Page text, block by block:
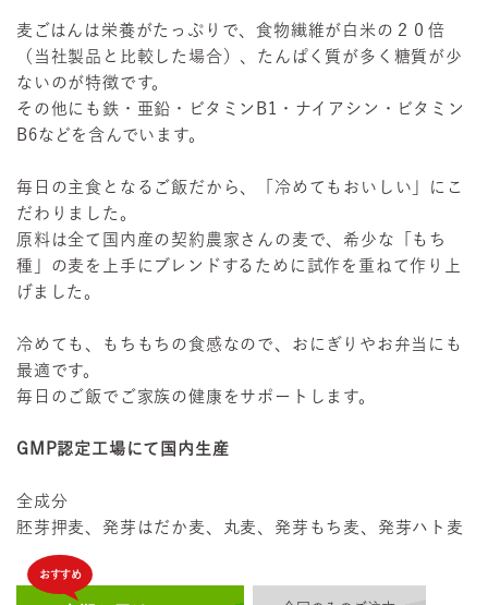
麦ごはんは栄養がたっぷりで、食物繊維が白米の２０倍
（当社製品と比較した場合）、たんぱく質が多く糖質が少
ないのが特徴です。
その他にも鉄・亜鉛・ビタミンB1・ナイアシン・ビタミン
B6などを含んでいます。
毎日の主食となるご飯だから、「冷めてもおいしい」にこ
だわりました。
原料は全て国内産の契約農家さんの麦で、希少な「もち
種」の麦を上手にブレンドするために試作を重ねて作り上
げました。
冷めても、もちもちの食感なので、おにぎりやお弁当にも
最適です。
毎日のご飯でご家族の健康をサポートします。
GMP認定工場にて国内生産
全成分
胚芽押麦、発芽はだか麦、丸麦、発芽もち麦、発芽ハト麦
おすすめ